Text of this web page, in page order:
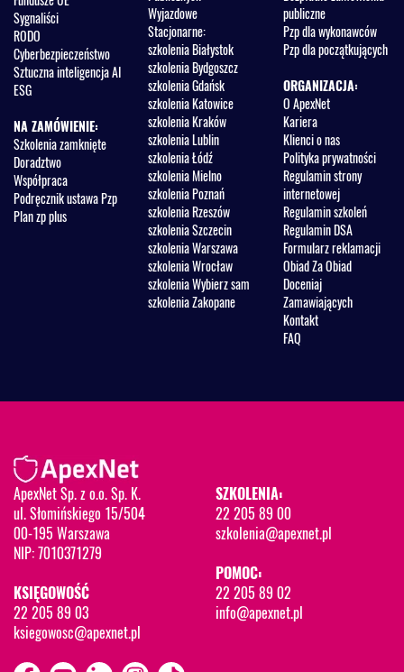
Sygnaliści
RODO
Cyberbezpieczeństwo
Sztuczna inteligencja AI
ESG
NA ZAMÓWIENIE:
Szkolenia zamknięte
Doradztwo
Współpraca
Podręcznik ustawa Pzp
Plan zp plus
Wyjazdowe
Stacjonarne:
szkolenia Białystok
szkolenia Bydgoszcz
szkolenia Gdańsk
szkolenia Katowice
szkolenia Kraków
szkolenia Lublin
szkolenia Łódź
szkolenia Mielno
szkolenia Poznań
szkolenia Rzeszów
szkolenia Szczecin
szkolenia Warszawa
szkolenia Wrocław
szkolenia Wybierz sam
szkolenia Zakopane
publiczne
Pzp dla wykonawców
Pzp dla początkujących
ORGANIZACJA:
O ApexNet
Kariera
Klienci o nas
Polityka prywatności
Regulamin strony
internetowej
Regulamin szkoleń
Regulamin DSA
Formularz reklamacji
Obiad Za Obiad
Doceniaj
Zamawiających
Kontakt
FAQ
ApexNet Sp. z o.o. Sp. K.
ul. Słomińskiego 15/504
00-195 Warszawa
NIP: 7010371279
KSIĘGOWOŚĆ
22 205 89 03
ksiegowosc@apexnet.pl
SZKOLENIA:
22 205 89 00
szkolenia@apexnet.pl
POMOC:
22 205 89 02
info@apexnet.pl